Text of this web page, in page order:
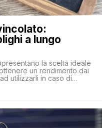
a lungo
la scelta ideale
un rendimento dai
utilizzarli in caso di
vincolate tradizionali,
[…]